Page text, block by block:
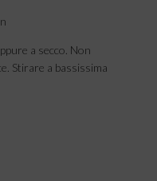
a secco. Non
Stirare a bassissima